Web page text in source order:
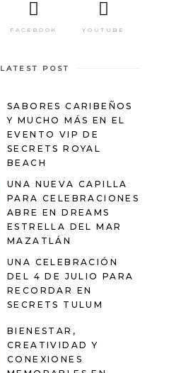
FACEBOOK YOUTUBE
LATEST POST
SABORES CARIBEÑOS
Y MUCHO MÁS EN EL
EVENTO VIP DE
SECRETS ROYAL
BEACH
UNA NUEVA CAPILLA
PARA CELEBRACIONES
ABRE EN DREAMS
ESTRELLA DEL MAR
MAZATLÁN
UNA CELEBRACIÓN
DEL 4 DE JULIO PARA
RECORDAR EN
SECRETS TULUM
BIENESTAR,
CREATIVIDAD Y
CONEXIONES